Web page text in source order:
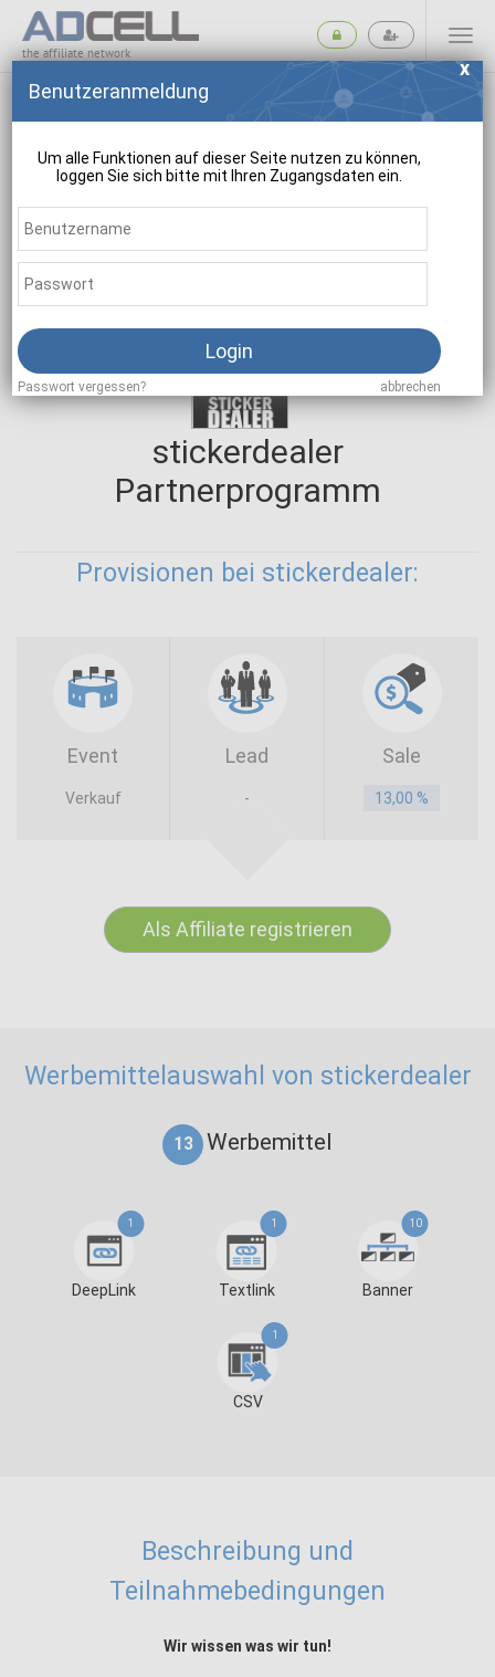
the affiliate network
stickerdealer
Partnerprogramm
Provisionen bei stickerdealer:
Event Lead Sale
Verkauf - 13,00 %
Als Affiliate registrieren
Werbemittelauswahl von stickerdealer
13 Werbemittel
1
DeepLink
1
Textlink
10
Banner
1
CSV
Beschreibung und
Teilnahmebedingungen
Wir wissen was wir tun!
Benutzeranmeldung
Um alle Funktionen auf dieser Seite nutzen zu können,
loggen Sie sich bitte mit Ihren Zugangsdaten ein.
Login
Passwort vergessen? abbrechen